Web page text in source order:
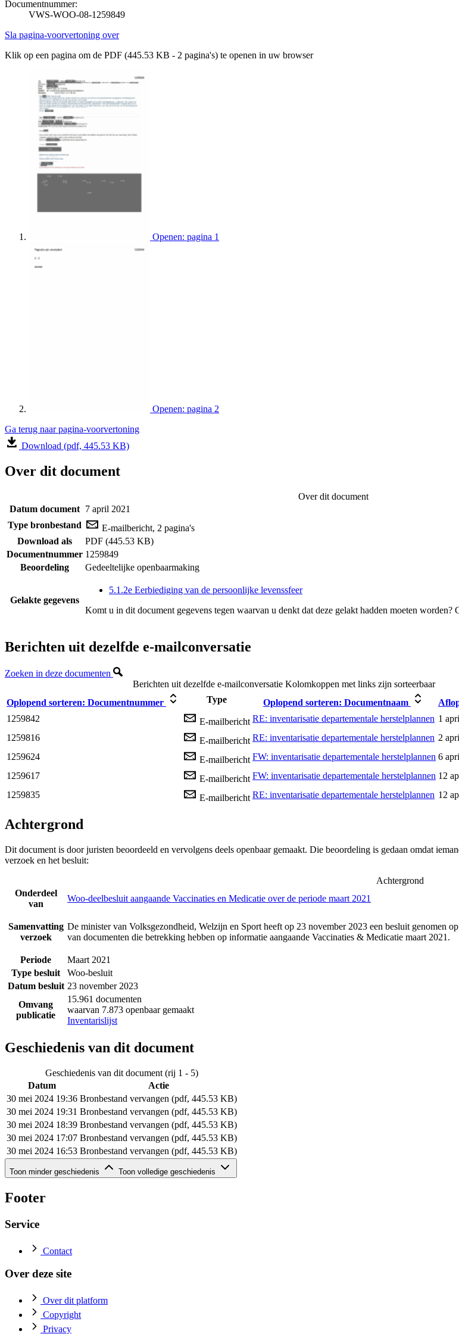
Documentnummer:
VWS-WOO-08-1259849
Sla pagina-voorvertoning over
Klik op een pagina om de PDF (445.53 KB - 2 pagina's) te openen in uw browser
Openen: pagina 1
Openen: pagina 2
Ga terug naar pagina-voorvertoning
Download (pdf, 445.53 KB)
Over dit document
Over dit document
Datum document 7 april 2021
Type bronbestand
E-mailbericht, 2 pagina's
Download als
PDF (445.53 KB)
Documentnummer 1259849
Beoordeling
Gedeeltelijke openbaarmaking
Gelakte gegevens
5.1.2e Eerbiediging van de persoonlijke levenssfeer
Komt u in dit document gegevens tegen waarvan u denkt dat deze gelakt hadden moeten worden?
Berichten uit dezelfde e-mailconversatie
Zoeken in deze documenten
Berichten uit dezelfde e-mailconversatie Kolomkoppen met links zijn sorteerbaar
Oplopend sorteren: Documentnummer Type Oplopend sorteren: Documentnaam
1259842
E-mailbericht RE: inventarisatie departementale herstelplannen 1
1259816
E-mailbericht RE: inventarisatie departementale herstelplannen 2
1259624
E-mailbericht FW: inventarisatie departementale herstelplannen 6
1259617
E-mailbericht FW: inventarisatie departementale herstelplannen 12
1259835
E-mailbericht RE: inventarisatie departementale herstelplannen 12
Achtergrond
Dit document is door juristen beoordeeld en vervolgens deels openbaar gemaakt. Die beoordeling is gedaan omdat
verzoek en het besluit:
Achtergrond
Onderdeel
van
Woo-deelbesluit aangaande Vaccinaties en Medicatie over de periode maart 2021
Samenvatting
verzoek
De minister van Volksgezondheid, Welzijn en Sport heeft op 23 november 2023 een besluit genomen
van documenten die betrekking hebben op informatie aangaande Vaccinaties & Medicatie maart 2021.
Periode
Maart 2021
Type besluit
Woo-besluit
Datum besluit 23 november 2023
Omvang
publicatie
15.961 documenten
waarvan 7.873 openbaar gemaakt
Inventarislijst
Geschiedenis van dit document
Geschiedenis van dit document (rij 1 - 5)
Datum
Actie
30 mei 2024 19:36 Bronbestand vervangen (pdf, 445.53 KB)
30 mei 2024 19:31 Bronbestand vervangen (pdf, 445.53 KB)
30 mei 2024 18:39 Bronbestand vervangen (pdf, 445.53 KB)
30 mei 2024 17:07 Bronbestand vervangen (pdf, 445.53 KB)
30 mei 2024 16:53 Bronbestand vervangen (pdf, 445.53 KB)
Geschiedenis van dit document (rij 6 - 7)
Datum
Actie
30 mei 2024 15:07
Toon minder geschiedenis Toon volledige geschiedenis
Footer
Service
Contact
Over deze site
Over dit platform
Copyright
Privacy